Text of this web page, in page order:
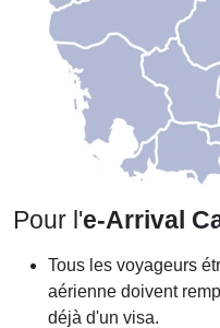
Pour l'e-Arrival
Tous les voyageurs
aérienne doivent
déjà d'un visa.